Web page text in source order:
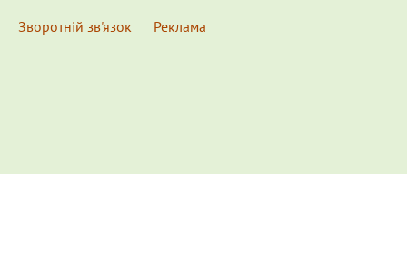
Зворотній зв'язок
Реклама